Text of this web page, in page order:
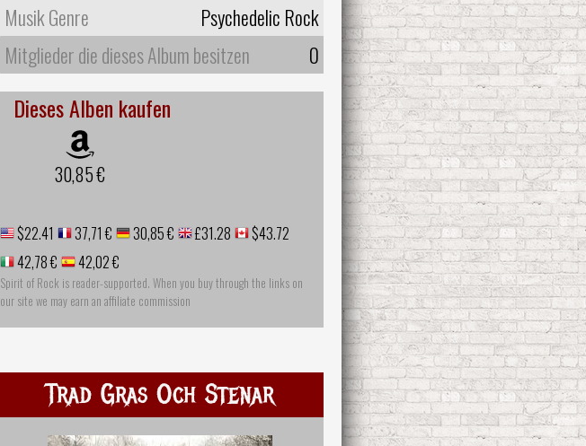
Musik Genre
Psychedelic Rock
Mitglieder die dieses Album besitzen
0
Dieses Alben kaufen
30,85 €
$22.41 37,71 € 30,85 € £31.28
$43.72
42,78 €
42,02 €
Spirit of Rock is reader-supported. When you buy through the links on
our site we may earn an affiliate commission
Trad Gras Och Stenar